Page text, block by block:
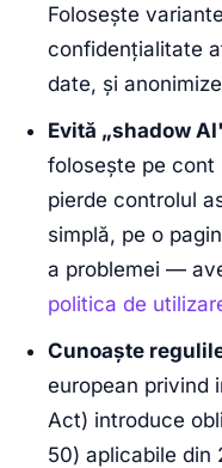
Folosește
confidențialitate
date, și
Evită „shadow
folosește pe cont
pierde controlul
simplă, pe o
a problemei —
politica de
Cunoaște
european privind
Act) introduce
50) aplicabile